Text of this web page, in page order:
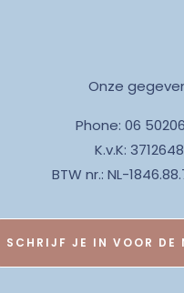
Onze
Phone: 06
K.v.K:
BTW nr.: NL-
SCHRIJF JE IN VOOR DE